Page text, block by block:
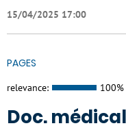
15/04/2025 17:00
PAGES
relevance: 100%
Doc.